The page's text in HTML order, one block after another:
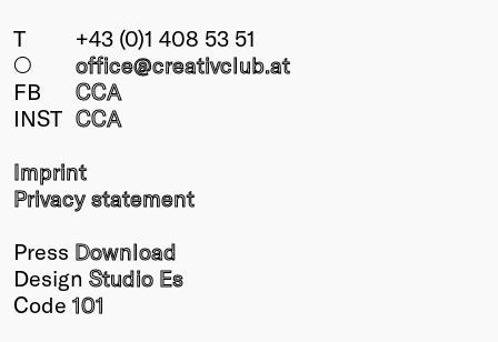
T
+43 (0)1 408 53 51
○
office@creativclub.at
FB
CCA
INST CCA
Imprint
Privacy statement
Press Download
Design Studio Es
Code 101